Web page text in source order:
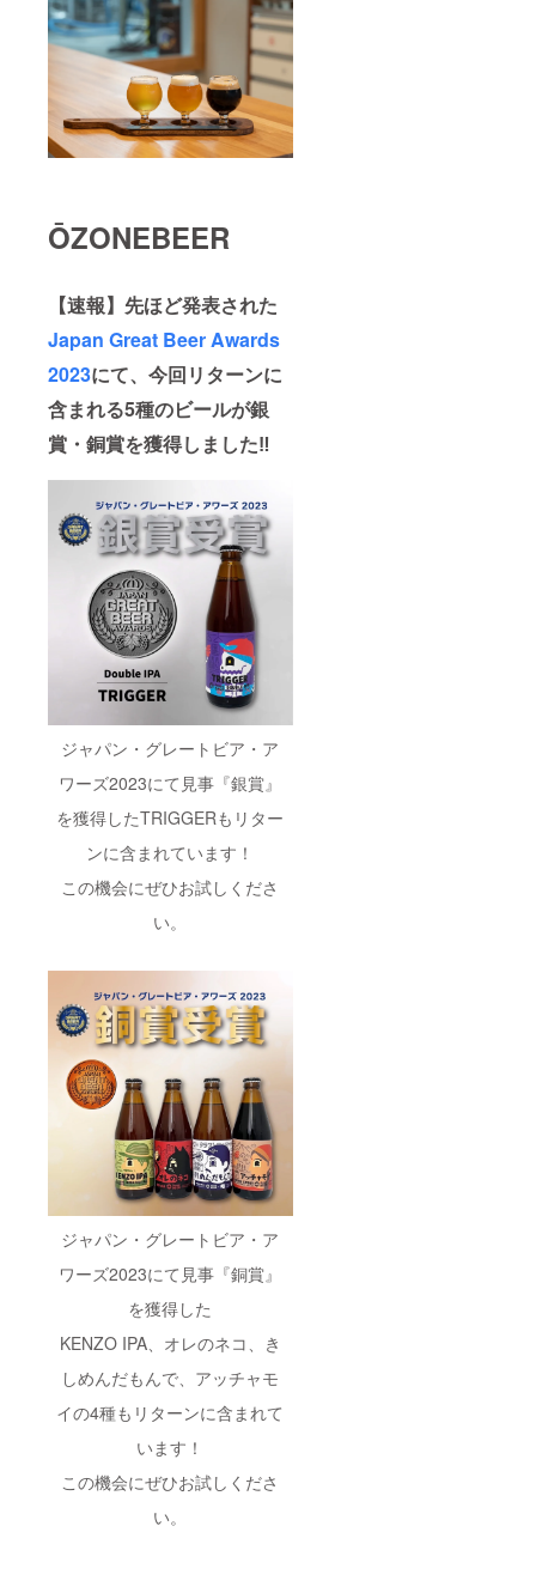
ŌZONEBEER
【速報】先ほど発表された
Japan Great Beer Awards
2023にて、今回リターンに
含まれる5種のビールが銀
賞・銅賞を獲得しました‼︎
ジャパン・グレートビア・ア
ワーズ2023にて見事『銀賞』
を獲得したTRIGGERもリター
ンに含まれています！
この機会にぜひお試しくださ
い。
ジャパン・グレートビア・ア
ワーズ2023にて見事『銅賞』
を獲得した
KENZO IPA、オレのネコ、き
しめんだもんで、アッチャモ
イの4種もリターンに含まれて
います！
この機会にぜひお試しくださ
い。